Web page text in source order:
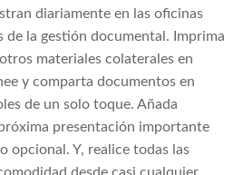
diariamente en las oficinas
de la gestión documental. Imprima
materiales colaterales en
y comparta documentos en
de un solo toque. Añada
presentación importante
opcional. Y, realice todas las